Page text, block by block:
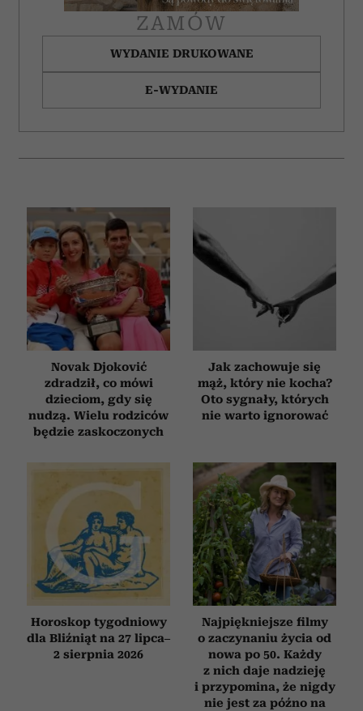
ZAMÓW
WYDANIE DRUKOWANE
E-WYDANIE
Novak Djoković
zdradził, co mówi
dzieciom, gdy się
nudzą. Wielu rodziców
będzie zaskoczonych
Jak zachowuje się
mąż, który nie kocha?
Oto sygnały, których
nie warto ignorować
Horoskop tygodniowy
dla Bliźniąt na 27 lipca–
2 sierpnia 2026
Najpiękniejsze filmy
o zaczynaniu życia od
nowa po 50. Każdy
z nich daje nadzieję
i przypomina, że nigdy
nie jest za późno na